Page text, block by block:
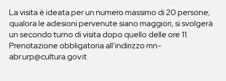
La visita è ideata per un numero massimo di 20 persone;
qualora le adesioni pervenute siano maggiori, si svolgerà
un secondo turno di visita dopo quello delle ore 11.
Prenotazione obbligatoria all’indirizzo mn-
abr.urp@cultura.gov.it